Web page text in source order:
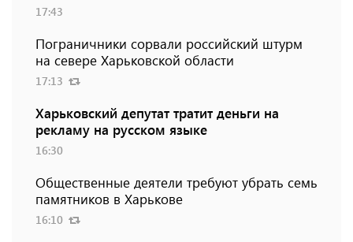
17:43
Пограничники сорвали российский штурм
на севере Харьковской области
17:13
Харьковский депутат тратит деньги на
рекламу на русском языке
16:30
Общественные деятели требуют убрать семь
памятников в Харькове
16:10